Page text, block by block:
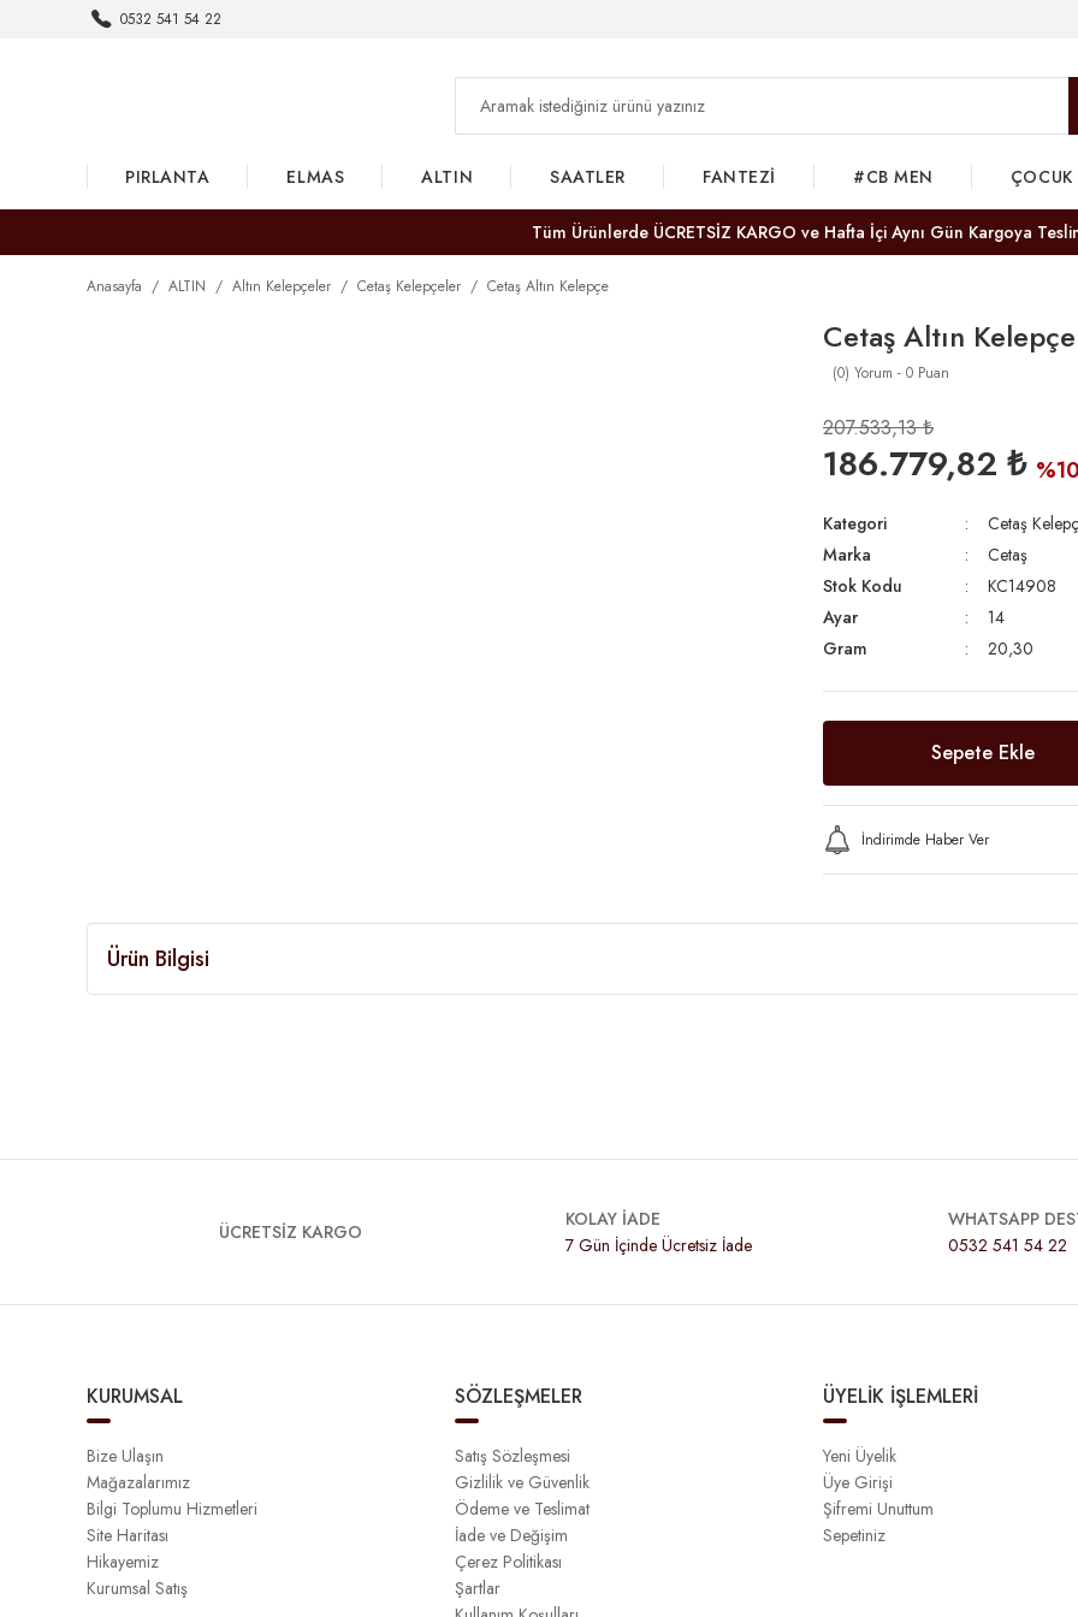
0532 541 54 22
PIRLANTA ELMAS ALTIN SAATLER FANTEZİ #CB MEN ÇOCUK
Tüm Ürünlerde ÜCRETSİZ KARGO ve Hafta İçi Aynı Gün Kargoya
Anasayfa ALTIN Altın Kelepçeler Cetaş Kelepçeler Cetaş Altın Kelepçe
Cetaş Altın Kelepçe
(0) Yorum - 0 Puan
207.533,13 ₺
186.779,82 ₺ %10
Kategori Cetaş
Marka
Cetaş
Stok Kodu
KC14908
Ayar
14
Gram
20,30
Sepete Ekle
İndirimde Haber Ver
Ürün Bilgisi
ÜCRETSİZ KARGO
KOLAY İADE
7 Gün İçinde Ücretsiz İade
WHATSAPP
0532 541 54 22
KURUMSAL
Bize Ulaşın
Mağazalarımız
Bilgi Toplumu Hizmetleri
Site Haritası
Hikayemiz
Kurumsal Satış
SÖZLEŞMELER
Satış Sözleşmesi
Gizlilik ve Güvenlik
Ödeme ve Teslimat
İade ve Değişim
Çerez Politikası
Şartlar
ÜYELİK İŞLEMLERİ
Yeni Üyelik
Üye Girişi
Şifremi Unuttum
Sepetiniz